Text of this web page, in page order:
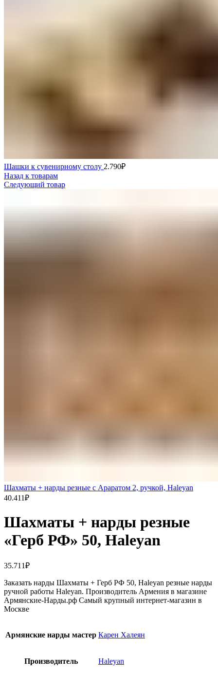
Шашки к сувенирному столу 2.790₽
Назад к товарам
Следующий товар
Шахматы + нарды резные с Араратом 2, ручкой, Haleyan
40.411₽
Шахматы + нарды резные
«Герб РФ» 50, Haleyan
35.711₽
Заказать нарды Шахматы + Герб РФ 50, Haleyan резные нарды
ручной работы Haleyan. Производитель Армения в магазине
Армянские-Нарды.рф Самый крупный интернет-магазин в
Москве
Армянские нарды мастер Карен Халеян
Производитель Haleyan